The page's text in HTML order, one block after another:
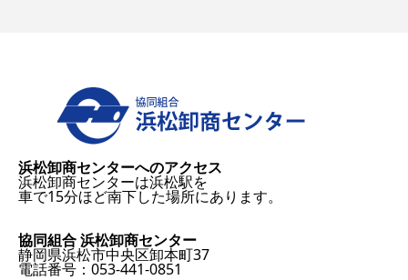
浜松卸商センターへのアクセス
浜松卸商センターは浜松駅を
車で15分ほど南下した場所にあります。
協同組合 浜松卸商センター
静岡県浜松市中央区卸本町37
電話番号：053-441-0851